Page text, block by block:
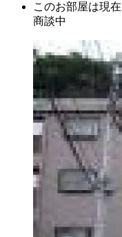
このお部屋は現在
商談中